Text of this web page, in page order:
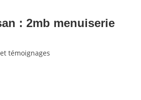
: 2mb menuiserie
témoignages